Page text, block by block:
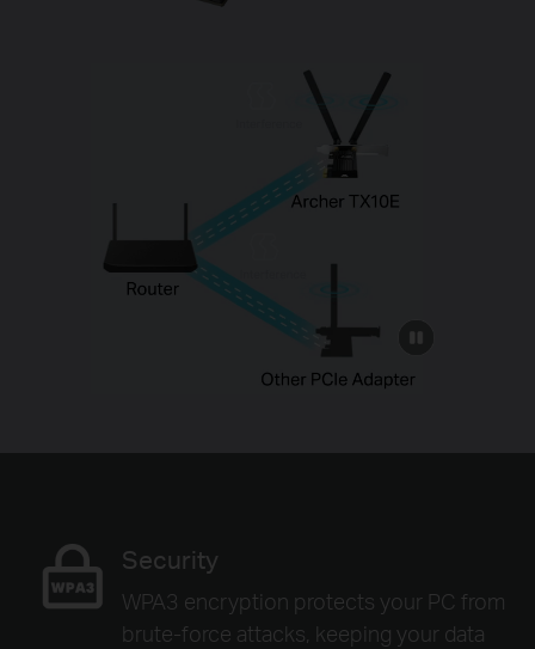
to
video
Security
WPA3 encryption protects your PC from
brute-force attacks, keeping your data